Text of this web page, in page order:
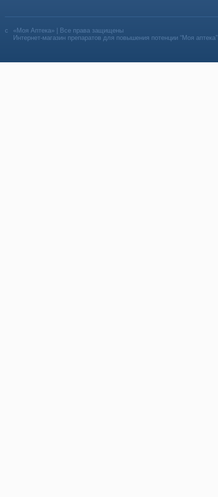
«Моя Аптека» | Все права защищены
Интернет-магазин препаратов для повышения потенции “Моя